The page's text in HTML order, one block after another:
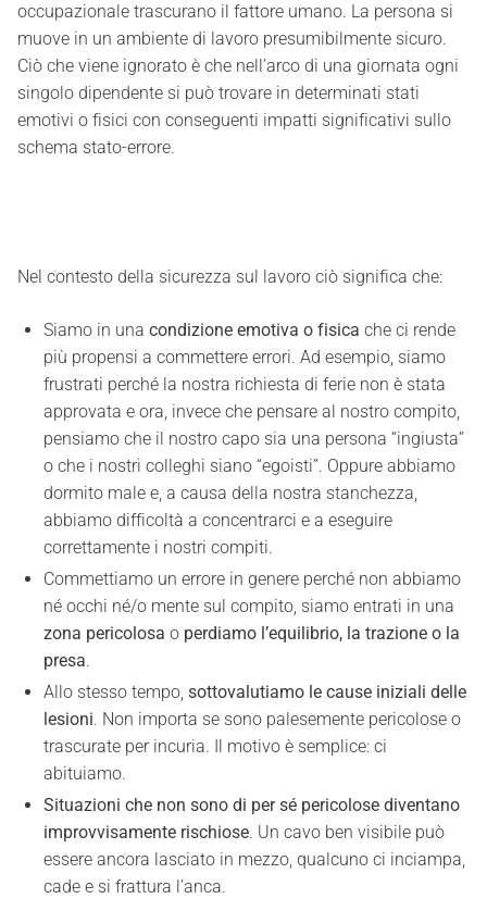
occupazionale trascurano il fattore umano. La persona si
muove in un ambiente di lavoro presumibilmente sicuro.
Ciò che viene ignorato è che nell’arco di una giornata ogni
singolo dipendente si può trovare in determinati stati
emotivi o fisici con conseguenti impatti significativi sullo
schema stato-errore.
Nel contesto della sicurezza sul lavoro ciò significa che:
Siamo in una condizione emotiva o fisica che ci rende
più propensi a commettere errori. Ad esempio, siamo
frustrati perché la nostra richiesta di ferie non è stata
approvata e ora, invece che pensare al nostro compito,
pensiamo che il nostro capo sia una persona “ingiusta”
o che i nostri colleghi siano “egoisti”. Oppure abbiamo
dormito male e, a causa della nostra stanchezza,
abbiamo difficoltà a concentrarci e a eseguire
correttamente i nostri compiti.
Commettiamo un errore in genere perché non abbiamo
né occhi né/o mente sul compito, siamo entrati in una
zona pericolosa o perdiamo l’equilibrio, la trazione o la
presa.
Allo stesso tempo, sottovalutiamo le cause iniziali delle
lesioni. Non importa se sono palesemente pericolose o
trascurate per incuria. Il motivo è semplice: ci
abituiamo.
Situazioni che non sono di per sé pericolose diventano
improvvisamente rischiose. Un cavo ben visibile può
essere ancora lasciato in mezzo, qualcuno ci inciampa,
cade e si frattura l’anca.